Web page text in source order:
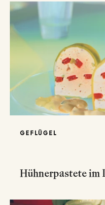
GEFLÜGEL
Hühnerpastete im